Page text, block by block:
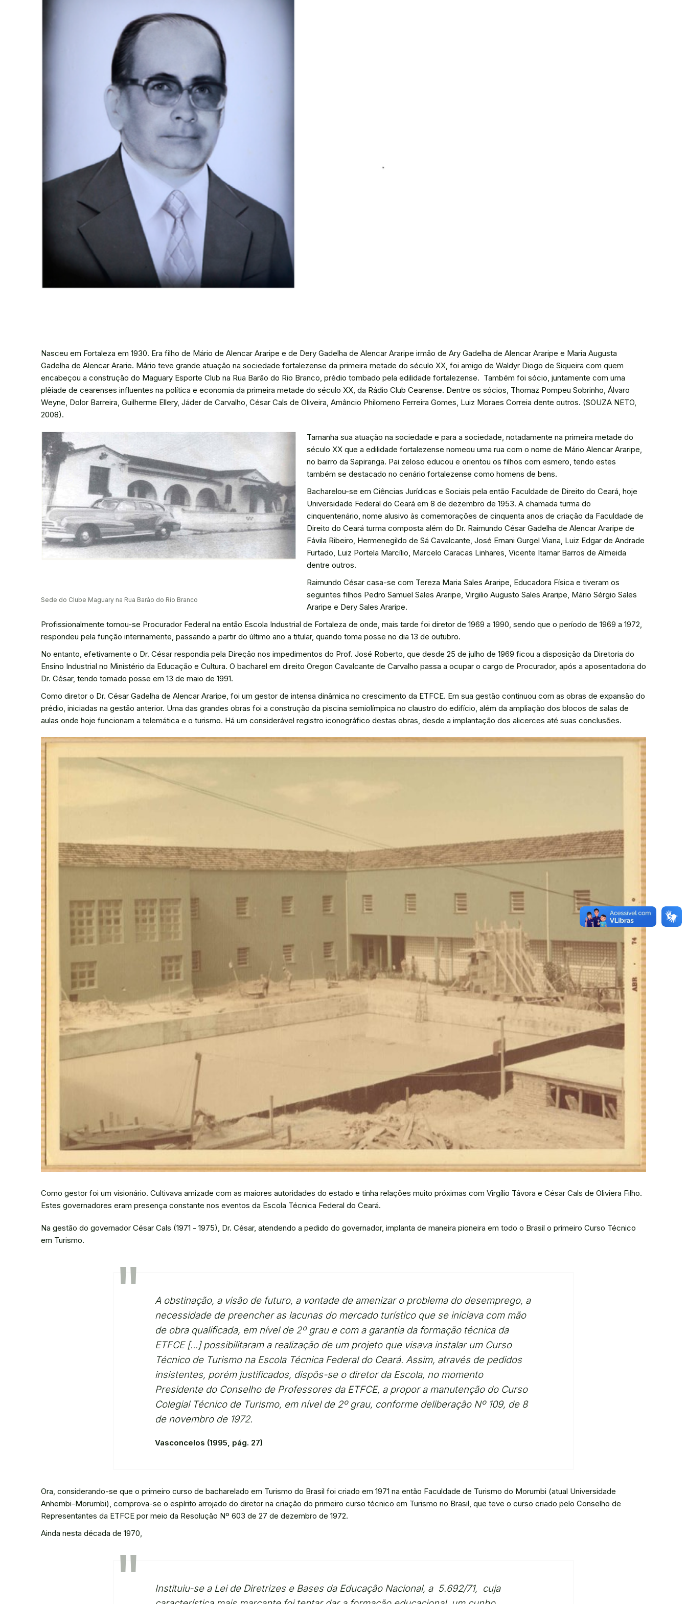
Nasceu em Fortaleza em 1930. Era filho de Mário de Alencar Araripe e de Dery Gadelha de Alencar Araripe irmão de Ary Gadelha de Alencar Araripe e Maria Augusta
Gadelha de Alencar Ararie. Mário teve grande atuação na sociedade fortalezense da primeira metade do século XX, foi amigo de Waldyr Diogo de Siqueira com quem
encabeçou a construção do Maguary Esporte Club na Rua Barão do Rio Branco, prédio tombado pela edilidade fortalezense. Também foi sócio, juntamente com uma
plêiade de cearenses influentes na política e economia da primeira metade do século XX, da Rádio Club Cearense. Dentre os sócios, Thomaz Pompeu Sobrinho, Álvaro
Weyne, Dolor Barreira, Guilherme Ellery, Jáder de Carvalho, César Cals de Oliveira, Amâncio Philomeno Ferreira Gomes, Luiz Moraes Correia dente outros. (SOUZA NETO,
2008).
Sede do Clube Maguary na Rua Barão do Rio Branco
Tamanha sua atuação na sociedade e para a sociedade, notadamente na primeira metade do
século XX que a edilidade fortalezense nomeou uma rua com o nome de Mário Alencar Araripe,
no bairro da Sapiranga. Pai zeloso educou e orientou os filhos com esmero, tendo estes
também se destacado no cenário fortalezense como homens de bens.
Bacharelou-se em Ciências Jurídicas e Sociais pela então Faculdade de Direito do Ceará, hoje
Universidade Federal do Ceará em 8 de dezembro de 1953. A chamada turma do
cinquentenário, nome alusivo às comemorações de cinquenta anos de criação da Faculdade de
Direito do Ceará turma composta além do Dr. Raimundo César Gadelha de Alencar Araripe de
Fávila Ribeiro, Hermenegildo de Sá Cavalcante, José Ernani Gurgel Viana, Luiz Edgar de Andrade
Furtado, Luiz Portela Marcílio, Marcelo Caracas Linhares, Vicente Itamar Barros de Almeida
dentre outros.
Raimundo César casa-se com Tereza Maria Sales Araripe, Educadora Física e tiveram os
seguintes filhos Pedro Samuel Sales Araripe, Virgilio Augusto Sales Araripe, Mário Sérgio Sales
Araripe e Dery Sales Araripe.
Profissionalmente tornou-se Procurador Federal na então Escola Industrial de Fortaleza de onde, mais tarde foi diretor de 1969 a 1990, sendo que o período de 1969 a 1972,
respondeu pela função interinamente, passando a partir do último ano a titular, quando toma posse no dia 13 de outubro.
No entanto, efetivamente o Dr. César respondia pela Direção nos impedimentos do Prof. José Roberto, que desde 25 de julho de 1969 ficou a disposição da Diretoria do
Ensino Industrial no Ministério da Educação e Cultura. O bacharel em direito Oregon Cavalcante de Carvalho passa a ocupar o cargo de Procurador, após a aposentadoria do
Dr. César, tendo tomado posse em 13 de maio de 1991.
Como diretor o Dr. César Gadelha de Alencar Araripe, foi um gestor de intensa dinâmica no crescimento da ETFCE. Em sua gestão continuou com as obras de expansão do
prédio, iniciadas na gestão anterior. Uma das grandes obras foi a construção da piscina semiolímpica no claustro do edifício, além da ampliação dos blocos de salas de
aulas onde hoje funcionam a telemática e o turismo. Há um considerável registro iconográfico destas obras, desde a implantação dos alicerces até suas conclusões.
Como gestor foi um visionário. Cultivava amizade com as maiores autoridades do estado e tinha relações muito próximas com Virgílio Távora e César Cals de Oliviera Filho.
Estes governadores eram presença constante nos eventos da Escola Técnica Federal do Ceará.
Na gestão do governador César Cals (1971 - 1975), Dr. César, atendendo a pedido do governador, implanta de maneira pioneira em todo o Brasil o primeiro Curso Técnico
em Turismo.
A obstinação, a visão de futuro, a vontade de amenizar o problema do desemprego, a
necessidade de preencher as lacunas do mercado turístico que se iniciava com mão
de obra qualificada, em nível de 2º grau e com a garantia da formação técnica da
ETFCE [...] possibilitaram a realização de um projeto que visava instalar um Curso
Técnico de Turismo na Escola Técnica Federal do Ceará. Assim, através de pedidos
insistentes, porém justificados, dispôs-se o diretor da Escola, no momento
Presidente do Conselho de Professores da ETFCE, a propor a manutenção do Curso
Colegial Técnico de Turismo, em nível de 2º grau, conforme deliberação Nº 109, de 8
de novembro de 1972.
Vasconcelos (1995, pág. 27)
Ora, considerando-se que o primeiro curso de bacharelado em Turismo do Brasil foi criado em 1971 na então Faculdade de Turismo do Morumbi (atual Universidade
Anhembi-Morumbi), comprova-se o espírito arrojado do diretor na criação do primeiro curso técnico em Turismo no Brasil, que teve o curso criado pelo Conselho de
Representantes da ETFCE por meio da Resolução Nº 603 de 27 de dezembro de 1972.
Ainda nesta década de 1970,
Instituiu-se a Lei de Diretrizes e Bases da Educação Nacional, a 5.692/71, cuja